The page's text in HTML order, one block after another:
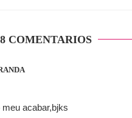
COMENTARIOS
acabar,bjks